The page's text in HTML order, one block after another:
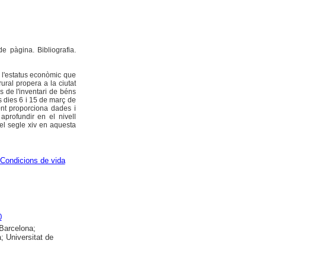
pàgina. Bibliografia.
econòmic que
propera a la ciutat
de l'inventari de béns
dies 6 i 15 de març de
proporciona dades i
en el nivell
segle xiv en aquesta
Condicions de vida
Universitat de